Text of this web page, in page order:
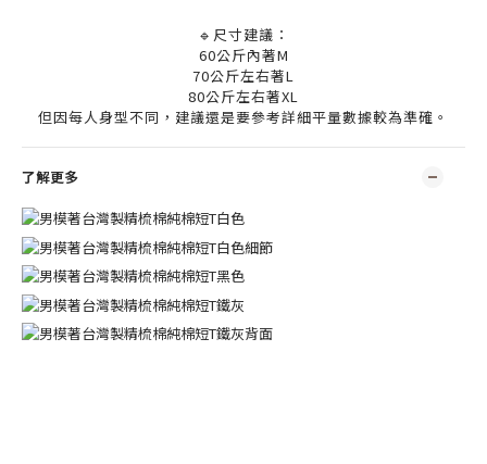
🔹尺寸建議：
60公斤內著M
70公斤左右著L
80公斤左右著XL
但因每人身型不同，建議還是要參考詳細平量數據較為準確。
了解更多